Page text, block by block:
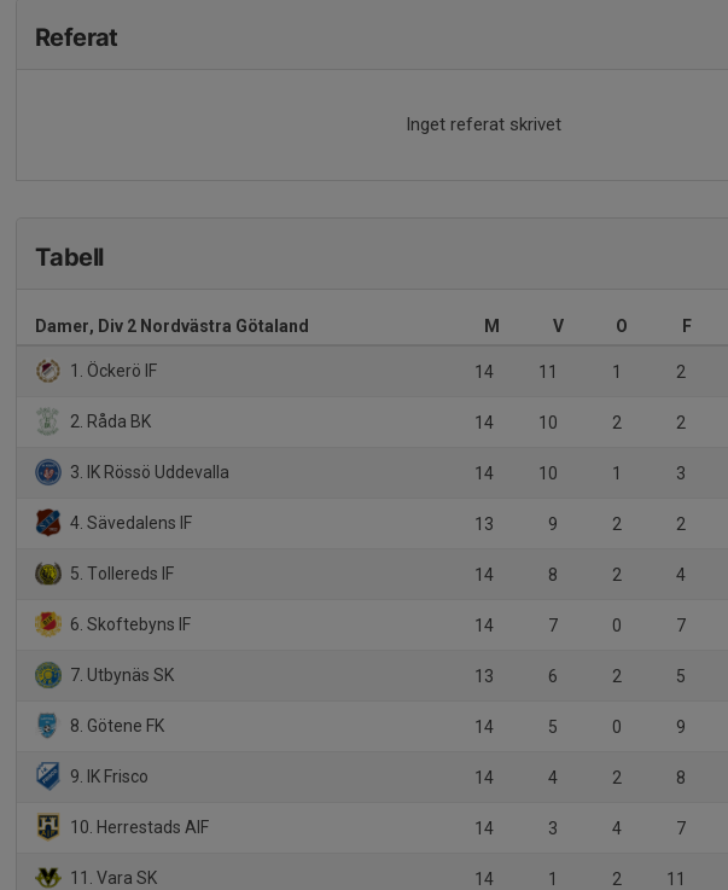
Referat
Inget referat skrivet
Tabell
Damer, Div 2 Nordvästra Götaland M V O F
1. Öckerö IF 14 11 1 2
2. Råda BK 14 10 2 2
3. IK Rössö Uddevalla 14 10 1 3
4. Sävedalens IF 13 9 2 2
5. Tollereds IF 14 8 2 4
6. Skoftebyns IF 14 7 0 7
7. Utbynäs SK 13 6 2 5
8. Götene FK 14 5 0 9
9. IK Frisco 14 4 2 8
10. Herrestads AIF 14 3 4 7
11. Vara SK 14 1 2 11